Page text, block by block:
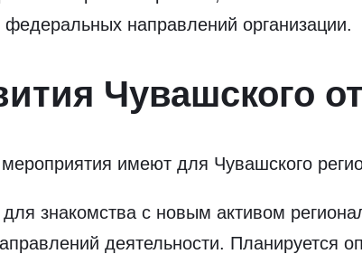
федеральных направлений организации.
Чувашского
имеют для Чувашского
знакомства с новым активом
деятельности. Планируется